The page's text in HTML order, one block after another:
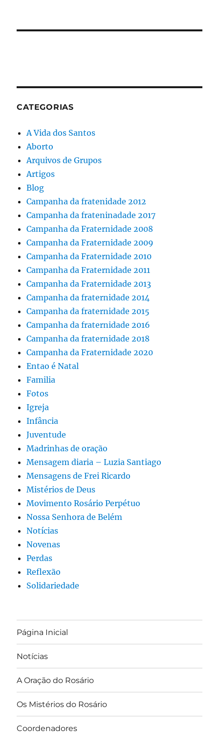
CATEGORIAS
A Vida dos Santos
Aborto
Arquivos de Grupos
Artigos
Blog
Campanha da fratenidade 2012
Campanha da frateninadade 2017
Campanha da Fraternidade 2008
Campanha da Fraternidade 2009
Campanha da Fraternidade 2010
Campanha da Fraternidade 2011
Campanha da Fraternidade 2013
Campanha da fraternidade 2014
Campanha da fraternidade 2015
Campanha da fraternidade 2016
Campanha da fraternidade 2018
Campanha da Fraternidade 2020
Entao é Natal
Familia
Fotos
Igreja
Infância
Juventude
Madrinhas de oração
Mensagem diaria – Luzia Santiago
Mensagens de Frei Ricardo
Mistérios de Deus
Movimento Rosário Perpétuo
Nossa Senhora de Belém
Notícias
Novenas
Perdas
Reflexão
Solidariedade
Página Inicial
Notícias
A Oração do Rosário
Os Mistérios do Rosário
Coordenadores